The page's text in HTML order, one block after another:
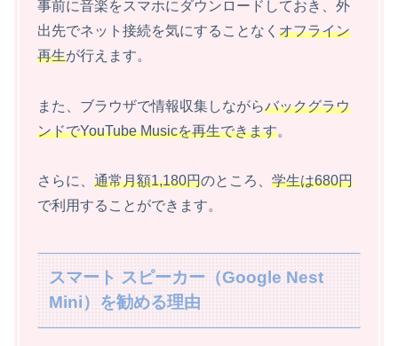
事前に音楽をスマホにダウンロードしておき、外
出先でネット接続を気にすることなく オフライン
再生が行えます。
また、ブラウザで情報収集しながらバックグラウ
ンドでYouTube Musicを再生できます。
さらに、 通常月額1,180円のところ、 学生は680円
で利用することができます。
スマート スピーカー（Google Nest
Mini）を勧める理由